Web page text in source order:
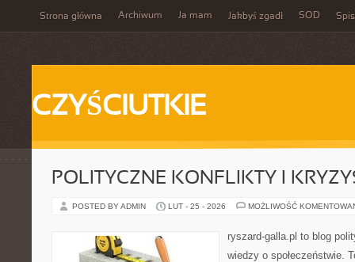
Strona główna Archiwum Ja mam Jakbyś zgadł SOD
CZYŚCIUTKIE
POLITYCZNE KONFLIKTY I
POSTED BY ADMIN LUT - 25 - 2026 MOŻLIWOŚĆ
ryszard-galla.pl to blog
wiedzy o społeczeństwie.